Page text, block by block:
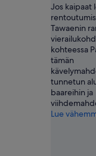
Jos kaipaat
Tawaenin
kohteessa
tämän
tunnetun
baareihin ja
Lue